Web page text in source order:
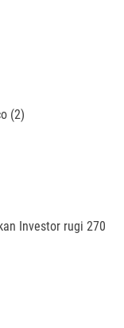
(2)
Investor rugi 270